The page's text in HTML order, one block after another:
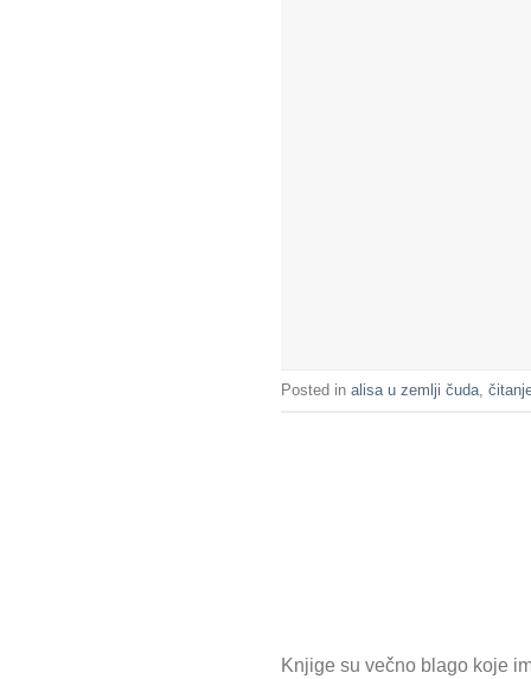
Posted in alisa u zemlji čuda
Knjige su večno blago koje